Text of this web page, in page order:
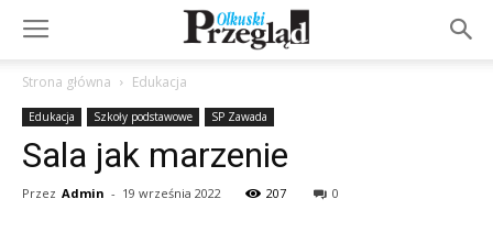
Strona główna Edukacja
Edukacja Szkoły podstawowe SP Zawada
Sala jak marzenie
Przez Admin - 19 września 2022 207 0